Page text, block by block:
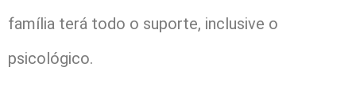
família terá todo o suporte, inclusive o
psicológico.